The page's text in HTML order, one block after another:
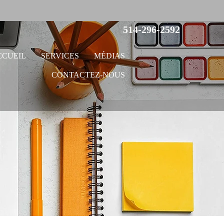
514-296-2592
SERVICES MÉDIAS
CONTACTEZ-NOUS